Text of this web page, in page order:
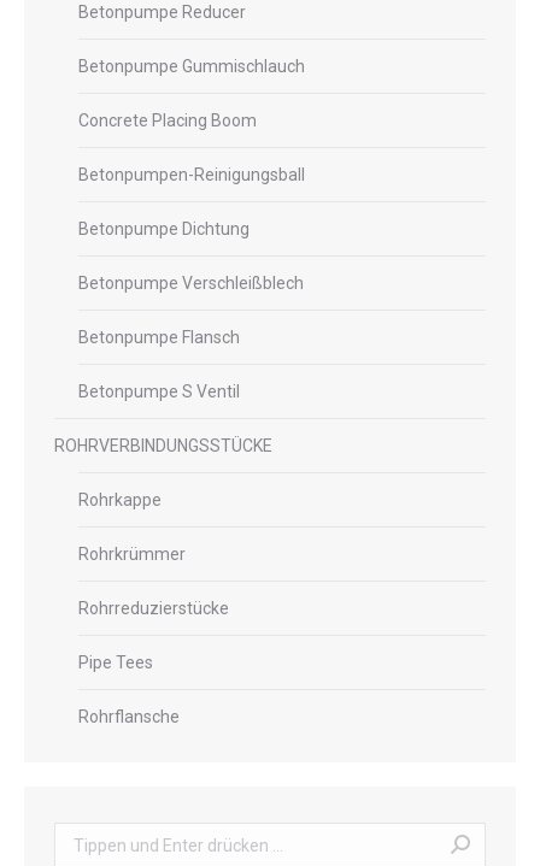
Betonpumpe Reducer
Betonpumpe Gummischlauch
Concrete Placing Boom
Betonpumpen-Reinigungsball
Betonpumpe Dichtung
Betonpumpe Verschleißblech
Betonpumpe Flansch
Betonpumpe S Ventil
ROHRVERBINDUNGSSTÜCKE
Rohrkappe
Rohrkrümmer
Rohrreduzierstücke
Pipe Tees
Rohrflansche
Suche: